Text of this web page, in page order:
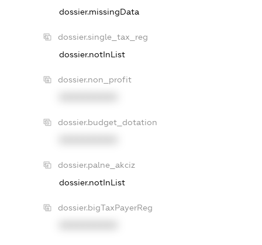
dossier.missingData
dossier.single_tax_reg
dossier.notInList
dossier.non_profit
dossier.budget_dotation
dossier.palne_akciz
dossier.notInList
dossier.bigTaxPayerReg